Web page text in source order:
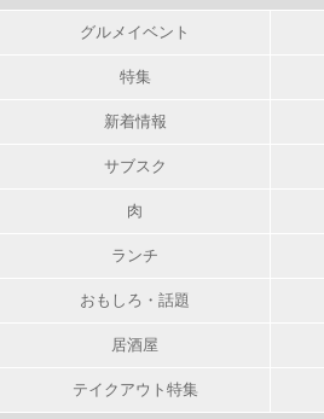
グルメイベント
特集
新着情報
サブスク
肉
ランチ
おもしろ・話題
居酒屋
テイクアウト特集